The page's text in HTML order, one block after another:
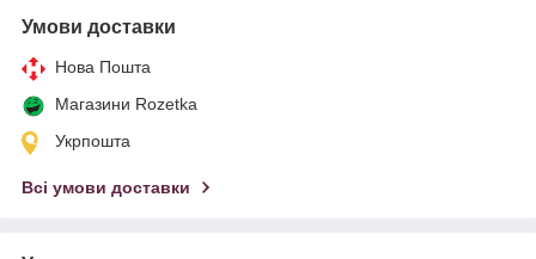
Умови доставки
Нова Пошта
Магазини Rozetka
Укрпошта
Всі умови доставки